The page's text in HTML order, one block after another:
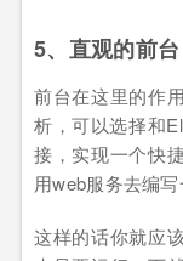
5、直观的前台
前台在这里的作
析，可以选择和
接，实现一个快
用web服务去编写
这样的话你就应